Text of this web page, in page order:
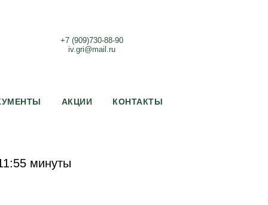
+7 (909)730-88-90
iv.gri@mail.ru
АКЦИИ КОНТАКТЫ
минуты